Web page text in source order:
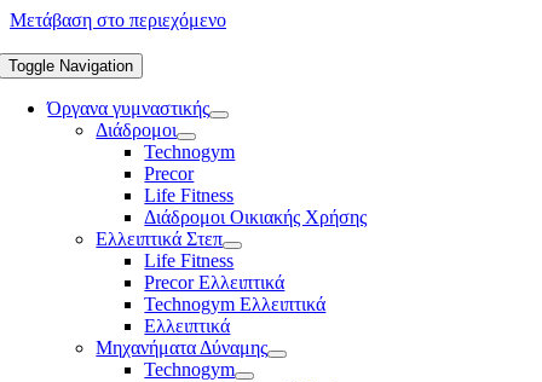
Μετάβαση στο περιεχόμενο
Toggle Navigation
Όργανα γυμναστικής
Διάδρομοι
Technogym
Precor
Life Fitness
Διάδρομοι Οικιακής Χρήσης
Ελλειπτικά Στεπ
Life Fitness
Precor Ελλειπτικά
Technogym Ελλειπτικά
Ελλειπτικά
Μηχανήματα Δύναμης
Technogym